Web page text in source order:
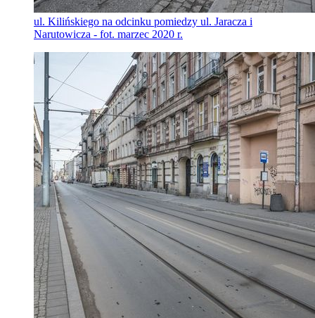
ul. Kilińskiego na odcinku pomiedzy ul. Jaracza i
Narutowicza - fot. marzec 2020 r.